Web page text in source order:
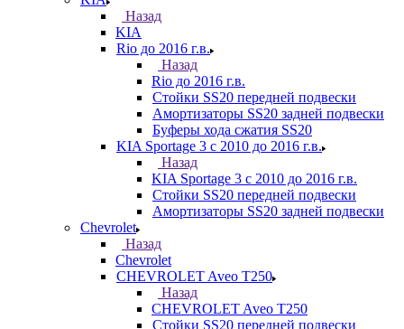
Назад
KIA
Rio до 2016 г.в.
Назад
Rio до 2016 г.в.
Стойки SS20 передней подвески
Амортизаторы SS20 задней подвески
Буферы хода сжатия SS20
KIA Sportage 3 с 2010 до 2016 г.в.
Назад
KIA Sportage 3 с 2010 до 2016 г.в.
Стойки SS20 передней подвески
Амортизаторы SS20 задней подвески
Chevrolet
Назад
Chevrolet
CHEVROLET Aveo T250
Назад
CHEVROLET Aveo T250
Стойки SS20 передней подвески